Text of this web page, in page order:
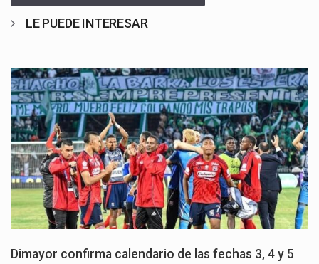
LE PUEDE INTERESAR
Dimayor confirma calendario de las fechas 3, 4 y 5